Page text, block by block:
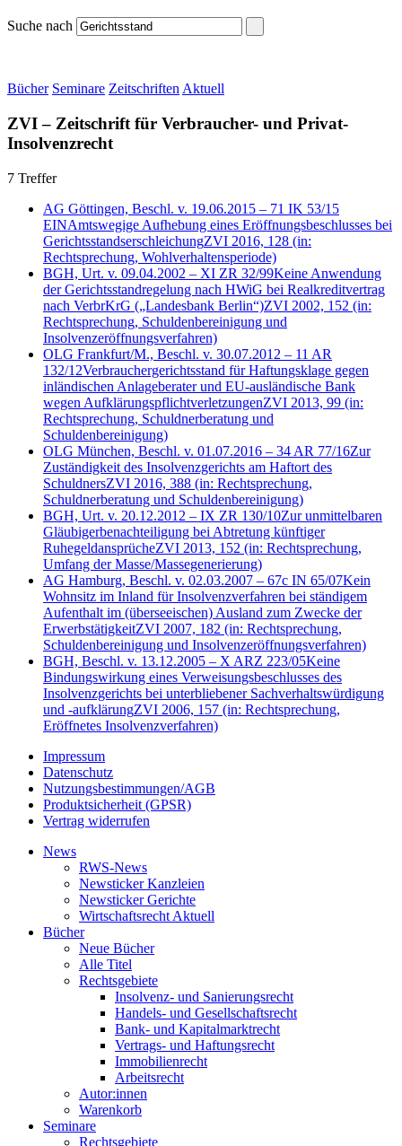
Suche nach
Bücher Seminare ZeitschriftenAktuell
ZVI – Zeitschrift für Verbraucher- und Privat-
Insolvenzrecht
7 Treffer
AG Göttingen, Beschl. v. 19.06.2015 – 71 IK 53/15
EINAmtswegige Aufhebung eines Eröffnungsbeschlusses bei
GerichtsstandserschleichungZVI 2016, 128 (in:
Rechtsprechung, Wohlverhaltensperiode)
BGH, Urt. v. 09.04.2002 – XI ZR 32/99Keine Anwendung
der Gerichtsstandregelung nach HWiG bei Realkreditvertrag
nach VerbrKrG („Landesbank Berlin“)ZVI 2002, 152 (in:
Rechtsprechung, Schuldenbereinigung und
Insolvenzeröffnungsverfahren)
OLG Frankfurt/M., Beschl. v. 30.07.2012 – 11 AR
132/12Verbrauchergerichtsstand für Haftungsklage gegen
inländischen Anlageberater und EU-ausländische Bank
wegen AufklärungspflichtverletzungenZVI 2013, 99 (in:
Rechtsprechung, Schuldnerberatung und
Schuldenbereinigung)
OLG München, Beschl. v. 01.07.2016 – 34 AR 77/16Zur
Zuständigkeit des Insolvenzgerichts am Haftort des
SchuldnersZVI 2016, 388 (in: Rechtsprechung,
Schuldnerberatung und Schuldenbereinigung)
BGH, Urt. v. 20.12.2012 – IX ZR 130/10Zur unmittelbaren
Gläubigerbenachteiligung bei Abtretung künftiger
RuhegeldansprücheZVI 2013, 152 (in: Rechtsprechung,
Umfang der Masse/Massegenerierung)
AG Hamburg, Beschl. v. 02.03.2007 – 67c IN 65/07Kein
Wohnsitz im Inland für Insolvenzverfahren bei ständigem
Aufenthalt im (überseeischen) Ausland zum Zwecke der
ErwerbstätigkeitZVI 2007, 182 (in: Rechtsprechung,
Schuldenbereinigung und Insolvenzeröffnungsverfahren)
BGH, Beschl. v. 13.12.2005 – X ARZ 223/05Keine
Bindungswirkung eines Verweisungsbeschlusses des
Insolvenzgerichts bei unterbliebener Sachverhaltswürdigung
und -aufklärungZVI 2006, 157 (in: Rechtsprechung,
Eröffnetes Insolvenzverfahren)
Impressum
Datenschutz
Nutzungsbestimmungen/AGB
Produktsicherheit (GPSR)
Vertrag widerrufen
News
RWS-News
Newsticker Kanzleien
Newsticker Gerichte
Wirtschaftsrecht Aktuell
Bücher
Neue Bücher
Alle Titel
Rechtsgebiete
Insolvenz- und Sanierungsrecht
Handels- und Gesellschaftsrecht
Bank- und Kapitalmarktrecht
Vertrags- und Haftungsrecht
Immobilienrecht
Arbeitsrecht
Autor:innen
Warenkorb
Seminare
Rechtsgebiete